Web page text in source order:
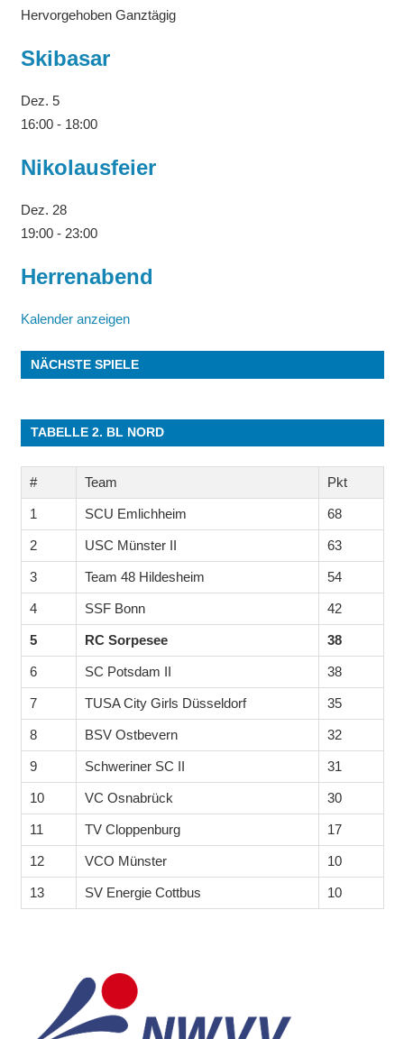
Hervorgehoben Ganztägig
Skibasar
Dez. 5
16:00- 18:00
Nikolausfeier
Dez. 28
19:00- 23:00
Herrenabend
Kalender anzeigen
NÄCHSTE SPIELE
TABELLE 2. BL NORD
# Team Pkt
1 SCU Emlichheim 68
2 USC Münster II 63
3 Team 48 Hildesheim 54
4 SSF Bonn 42
5 RC Sorpesee 38
6 SC Potsdam II 38
7 TUSA City Girls Düsseldorf 35
8 BSV Ostbevern 32
9 Schweriner SC II 31
10 VC Osnabrück 30
11 TV Cloppenburg 17
12 VCO Münster 10
13 SV Energie Cottbus 10